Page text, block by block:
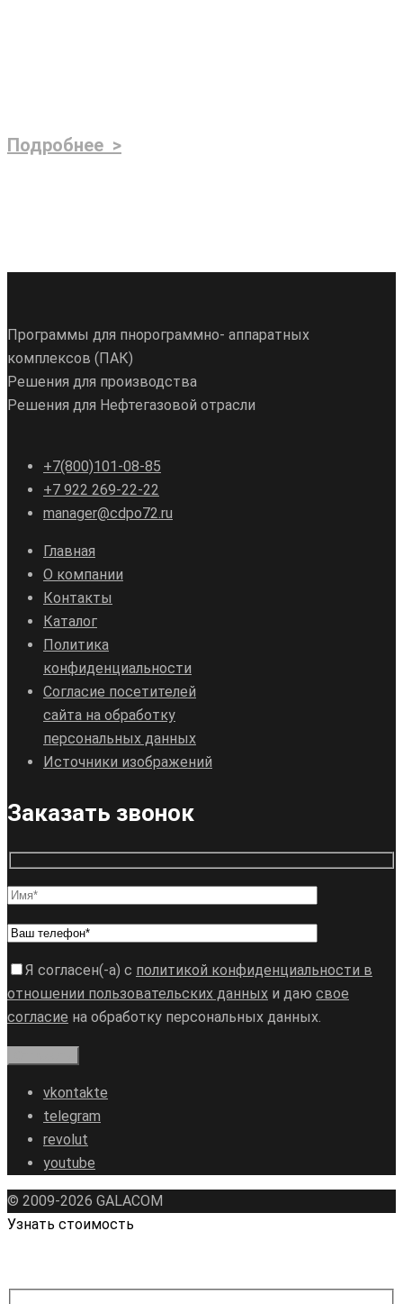
Подробнее >
Программы для пнорограммно- аппаратных
комплексов (ПАК)
Решения для производства
Решения для Нефтегазовой отрасли
+7(800)101-08-85
+7 922 269-22-22
manager@cdpo72.ru
Главная
О компании
Контакты
Каталог
Политика
конфиденциальности
Согласие посетителей
сайта на обработку
персональных данных
Источники изображений
Заказать звонок
Я согласен(-а) с политикой конфиденциальности в
отношении пользовательских данных и даю свое
согласие на обработку персональных данных.
vkontakte
telegram
revolut
youtube
© 2009-2026 GALAСOM
Узнать стоимость